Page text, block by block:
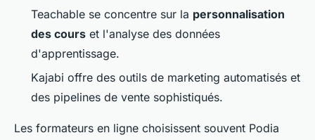
Teachable se concentre sur la personnalisation
des cours et l'analyse des données
d'apprentissage.
Kajabi offre des outils de marketing automatisés et
des pipelines de vente sophistiqués.
Les formateurs en ligne choisissent souvent Podia